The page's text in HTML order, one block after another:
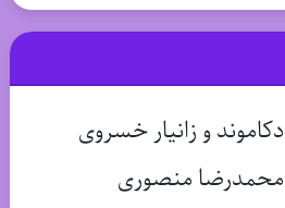
و زانیار خسروی
محمدرضا منصوری